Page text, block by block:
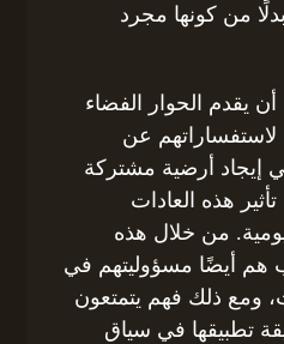
من كونها مجرد
يقدم الحوار الفضاء
لاستفساراتهم عن
إيجاد أرضية مشتركة
هذه العادات
من خلال هذه
هم أيضًا مسؤوليتهم في
ومع ذلك فهم يتمتعون
تطبيقها في سياق